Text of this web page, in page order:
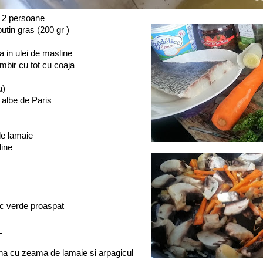
persoane
gras (200 gr )
in ulei de masline
cu tot cu coaja
de Paris
lamaie
verde proaspat
cu zeama de lamaie si arpagicul